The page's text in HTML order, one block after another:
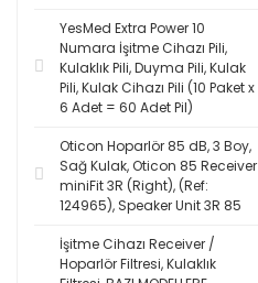
YesMed Extra Power 10
Numara İşitme Cihazı Pili,
Kulaklık Pili, Duyma Pili, Kulak
Pili, Kulak Cihazı Pili (10 Paket x
6 Adet = 60 Adet Pil)
Oticon Hoparlör 85 dB, 3 Boy,
Sağ Kulak, Oticon 85 Receiver
miniFit 3R (Right), (Ref:
124965), Speaker Unit 3R 85
İşitme Cihazı Receiver /
Hoparlör Filtresi, Kulaklık